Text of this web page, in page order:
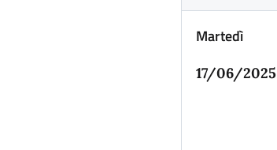
Martedì
17/06/2025